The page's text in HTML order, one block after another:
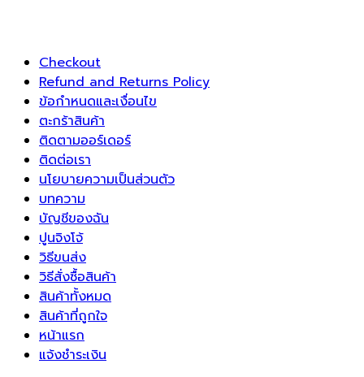
Checkout
Refund and Returns Policy
ข้อกำหนดและเงื่อนไข
ตะกร้าสินค้า
ติดตามออร์เดอร์
ติดต่อเรา
นโยบายความเป็นส่วนตัว
บทความ
บัญชีของฉัน
ปูนจิงโจ้
วิธีขนส่ง
วิธีสั่งซื้อสินค้า
สินค้าทั้งหมด
สินค้าที่ถูกใจ
หน้าแรก
แจ้งชำระเงิน